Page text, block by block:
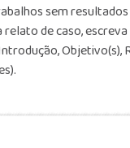
sem
de caso,
Objetivo(s),